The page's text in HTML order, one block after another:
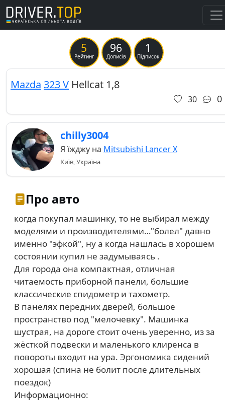
5
Рейтинг
96
Дописів
1
Підписок
Mazda 323 V Hellcat 1,8
30 0
chilly3004
Я їжджу на Mitsubishi Lancer X
Київ, Україна
Про авто
когда покупал машинку, то не выбирал между
моделями и производителями…"болел" давно
именно "эфкой", ну а когда нашлась в хорошем
состоянии купил не задумываясь .
Для города она компактная, отличная
читаемость приборной панели, большие
классические спидометр и тахометр.
В панелях передних дверей, большое
пространство под "мелочевку". Машинка
шустрая, на дороге стоит очень уверенно, из за
жёсткой подвески и маленького клиренса в
повороты входит на ура. Эргономика сидений
хорошая (спина не болит после длительных
поездок)
Информационно: